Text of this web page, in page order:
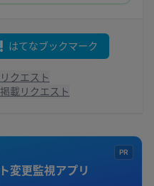
はてなブックマーク
クエスト
載リクエスト
PR
変更監視アプリ